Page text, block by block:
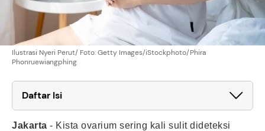
Ilustrasi Nyeri Perut/ Foto: Getty Images/iStockphoto/Phira
Phonruewiangphing
Daftar Isi
Jakarta - Kista ovarium sering kali sulit dideteksi